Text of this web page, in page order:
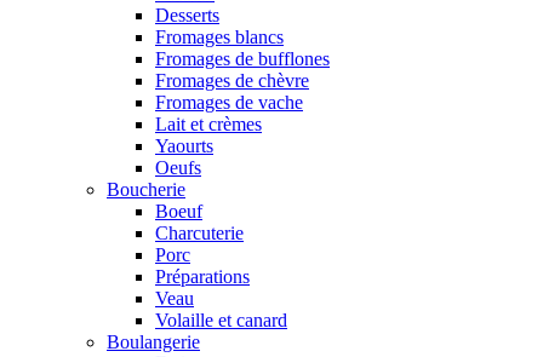
Desserts
Fromages blancs
Fromages de bufflones
Fromages de chèvre
Fromages de vache
Lait et crèmes
Yaourts
Oeufs
Boucherie
Boeuf
Charcuterie
Porc
Préparations
Veau
Volaille et canard
Boulangerie